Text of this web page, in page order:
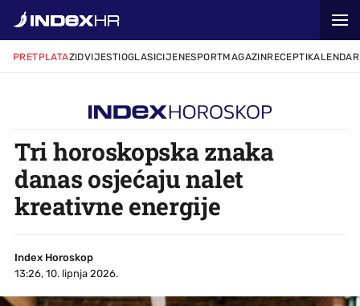
PRETPLATAZIDVIJESTIOGLASICIJENESPORTMAGAZINRECEPTIKALENDAR
Tri horoskopska znaka
danas osjećaju nalet
kreativne energije
Index Horoskop
13:26, 10. lipnja 2026.